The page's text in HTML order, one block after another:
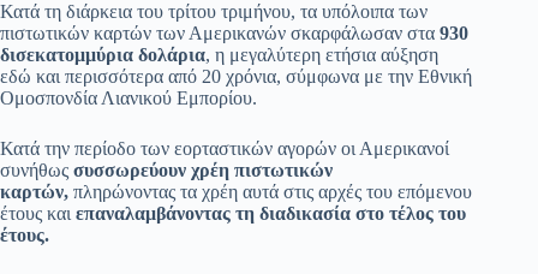
Κατά τη διάρκεια του τρίτου τριμήνου, τα υπόλοιπα των
πιστωτικών καρτών των Αμερικανών σκαρφάλωσαν στα 930
δισεκατομμύρια δολάρια, η μεγαλύτερη ετήσια αύξηση
εδώ και περισσότερα από 20 χρόνια, σύμφωνα με την Εθνική
Ομοσπονδία Λιανικού Εμπορίου.
Κατά την περίοδο των εορταστικών αγορών οι Αμερικανοί
συνήθως συσσωρεύουν χρέη πιστωτικών
καρτών, πληρώνοντας τα χρέη αυτά στις αρχές του επόμενου
έτους και επαναλαμβάνοντας τη διαδικασία στο τέλος του
έτους.